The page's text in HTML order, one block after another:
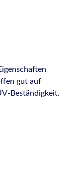
gut auf
Beständigkeit.